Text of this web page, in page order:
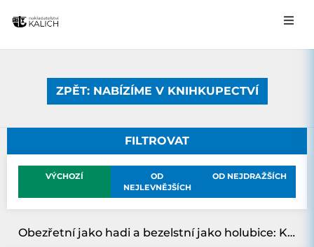
ZPĚT: NABÍZÍME V KNIHKUPECTVÍ
FILTROVAT
VÝCHOZÍ
OD
NEJLEVNĚJŠÍCH
OD NEJDRAŽŠÍCH
Obezřetní jako hadi a bezelstní jako holubice: Křesťanská odezva na násilí a válku z perspektivy „tvůrců pokoje“